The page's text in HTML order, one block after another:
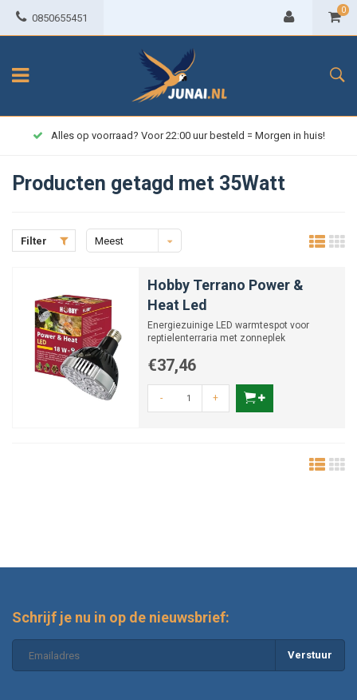
0850655451
0
Alles op voorraad? Voor 22:00 uur besteld = Morgen in huis!
Producten getagd met 35Watt
Filter
Meest
Hobby Terrano Power &
Heat Led
Energiezuinige LED warmtespot voor
reptielenterraria met zonneplek
€37,46
- +
Schrijf je nu in op de nieuwsbrief:
Verstuur